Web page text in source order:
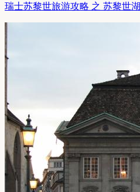
瑞士苏黎世旅游攻略 之 苏黎世湖